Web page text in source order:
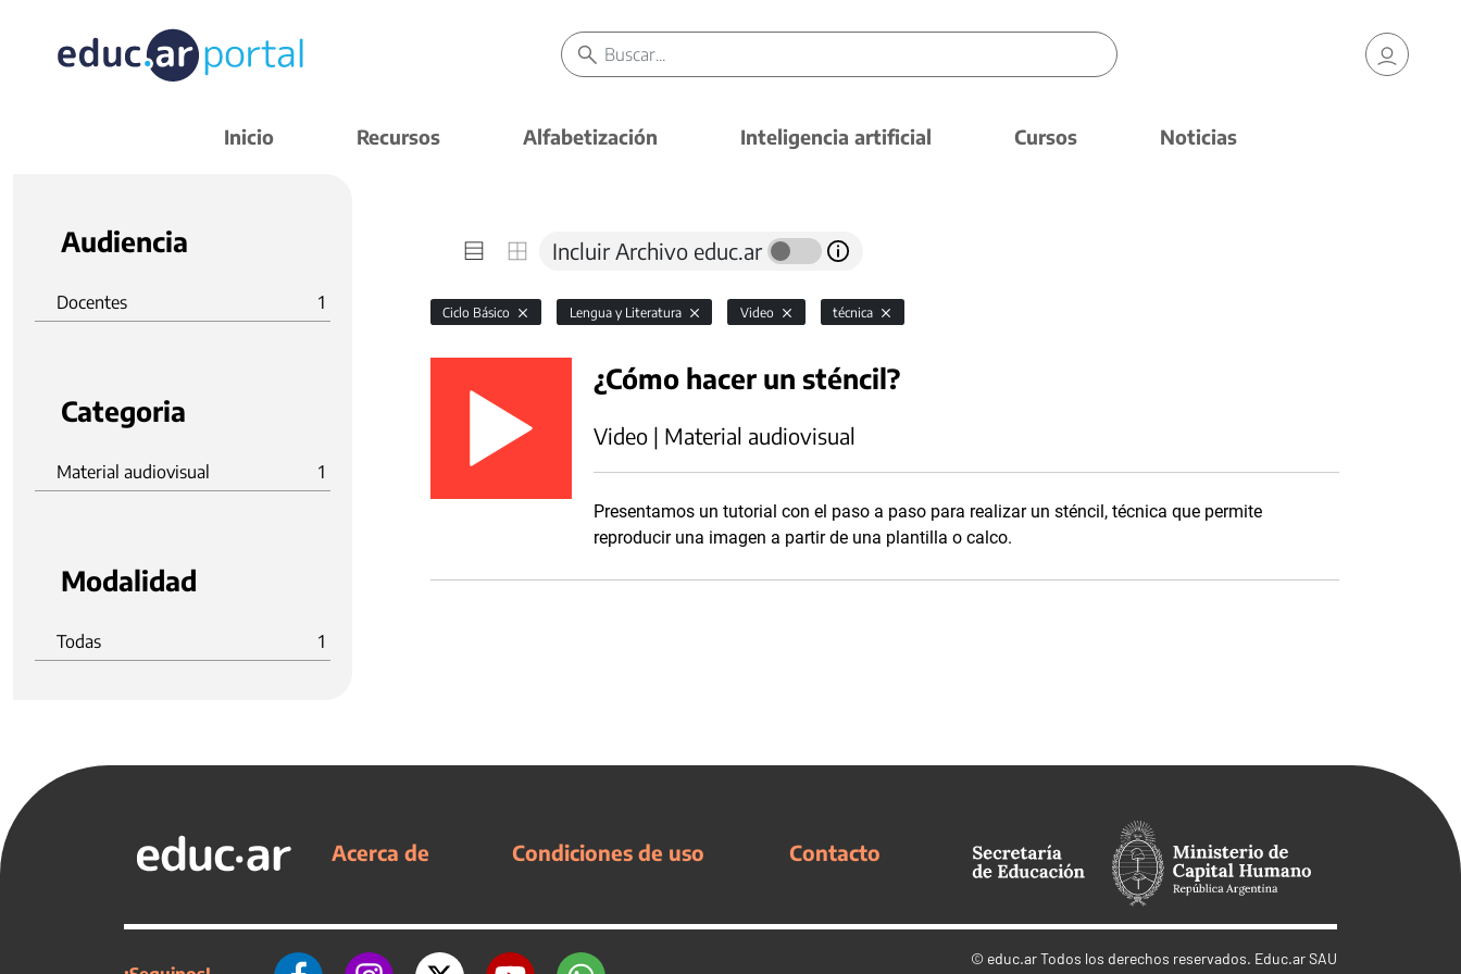
Inicio Recursos Alfabetización Inteligencia artificial Cursos Noticias
Audiencia
Docentes 1
Categoria
Material audiovisual 1
Modalidad
Todas 1
Incluir Archivo educ.ar
Ciclo Básico Lengua y Literatura Video técnica
¿Cómo hacer un sténcil?
Video | Material audiovisual
Presentamos un tutorial con el paso a paso para realizar un sténcil, técnica que permite
reproducir una imagen a partir de una plantilla o calco.
Acerca de Condiciones de uso Contacto
© educ.arTodos los derechos reservados. Educ.ar SAU